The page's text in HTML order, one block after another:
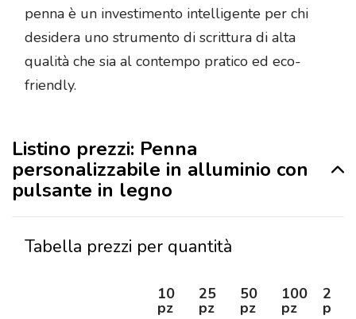
penna è un investimento intelligente per chi
desidera uno strumento di scrittura di alta
qualità che sia al contempo pratico ed eco-
friendly.
Listino prezzi: Penna
personalizzabile in alluminio con
pulsante in legno
Tabella prezzi per quantità
10
pz
25
pz
50
pz
100
pz
250
pz